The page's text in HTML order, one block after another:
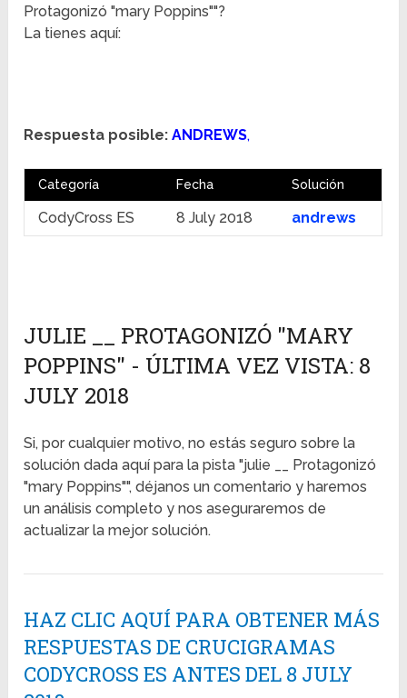
Protagonizó "mary Poppins""?
La tienes aquí:
Respuesta posible: ANDREWS,
Categoría Fecha Solución
CodyCross ES 8 July 2018 andrews
JULIE __ PROTAGONIZÓ "MARY
POPPINS" - ÚLTIMA VEZ VISTA: 8
JULY 2018
Si, por cualquier motivo, no estás seguro sobre la
solución dada aquí para la pista "julie __ Protagonizó
"mary Poppins"", déjanos un comentario y haremos
un análisis completo y nos aseguraremos de
actualizar la mejor solución.
HAZ CLIC AQUÍ PARA OBTENER MÁS
RESPUESTAS DE CRUCIGRAMAS
CODYCROSS ES ANTES DEL 8 JULY